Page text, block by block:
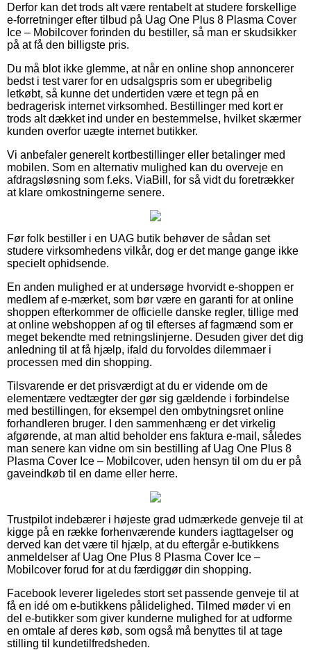
Derfor kan det trods alt være rentabelt at studere forskellige
e-forretninger efter tilbud på Uag One Plus 8 Plasma Cover
Ice – Mobilcover forinden du bestiller, så man er skudsikker
på at få den billigste pris.
Du må blot ikke glemme, at når en online shop annoncerer
bedst i test varer for en udsalgspris som er ubegribelig
letkøbt, så kunne det undertiden være et tegn på en
bedragerisk internet virksomhed. Bestillinger med kort er
trods alt dækket ind under en bestemmelse, hvilket skærmer
kunden overfor uægte internet butikker.
Vi anbefaler generelt kortbestillinger eller betalinger med
mobilen. Som en alternativ mulighed kan du overveje en
afdragsløsning som f.eks. ViaBill, for så vidt du foretrækker
at klare omkostningerne senere.
Før folk bestiller i en UAG butik behøver de sådan set
studere virksomhedens vilkår, dog er det mange gange ikke
specielt ophidsende.
En anden mulighed er at undersøge hvorvidt e-shoppen er
medlem af e-mærket, som bør være en garanti for at online
shoppen efterkommer de officielle danske regler, tillige med
at online webshoppen af og til efterses af fagmænd som er
meget bekendte med retningslinjerne. Desuden giver det dig
anledning til at få hjælp, ifald du forvoldes dilemmaer i
processen med din shopping.
Tilsvarende er det prisværdigt at du er vidende om de
elementære vedtægter der gør sig gældende i forbindelse
med bestillingen, for eksempel den ombytningsret online
forhandleren bruger. I den sammenhæng er det virkelig
afgørende, at man altid beholder ens faktura e-mail, således
man senere kan vidne om sin bestilling af Uag One Plus 8
Plasma Cover Ice – Mobilcover, uden hensyn til om du er på
gaveindkøb til en dame eller herre.
Trustpilot indebærer i højeste grad udmærkede genveje til at
kigge på en række forhenværende kunders iagttagelser og
derved kan det være til hjælp, at du eftergår e-butikkens
anmeldelser af Uag One Plus 8 Plasma Cover Ice –
Mobilcover forud for at du færdiggør din shopping.
Facebook leverer ligeledes stort set passende genveje til at
få en idé om e-butikkens pålidelighed. Tilmed møder vi en
del e-butikker som giver kunderne mulighed for at udforme
en omtale af deres køb, som også må benyttes til at tage
stilling til kundetilfredsheden.